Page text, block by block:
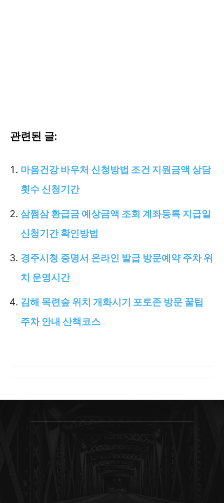
관련된 글:
마음건강 바우처 신청방법 조건 지원금액 상담
횟수 신청기간
삼쩜삼 환급금 예상금액 조회 계좌등록 지급일
신청기간 확인방법
경주시청 증명서 온라인 발급 방문예약 주차 위
치 운영시간
김해 목련숲 위치 개화시기 포토존 방문 꿀팁
주차 안내 산책코스